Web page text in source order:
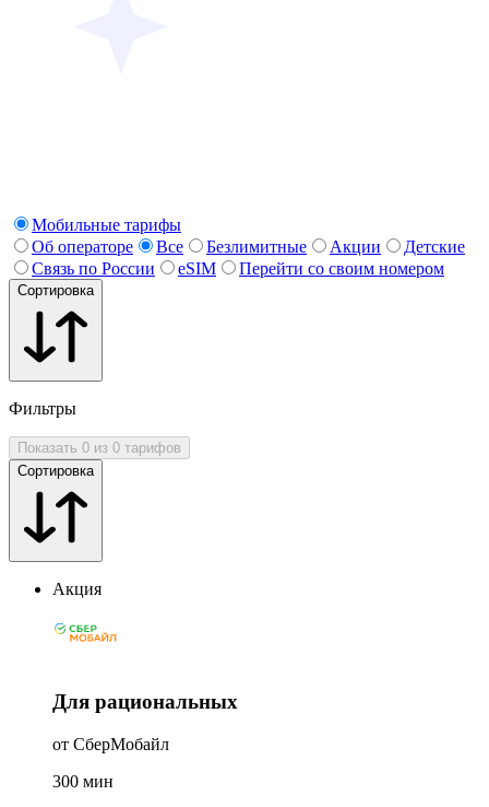
Мобильные тарифы
Об операторе
Все Безлимитные Акции
Детские
Связь по России
eSIM Перейти со своим номером
Сортировка
Фильтры
Показать 0 из 0 тарифов
Сортировка
Акция
Для рациональных
от СберМобайл
300 мин